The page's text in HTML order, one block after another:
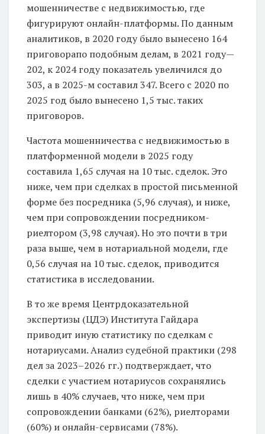
мошенничестве с недвижимостью, где
фигурируют онлайн-платформы. По данным
аналитиков, в 2020 году было вынесено 164
приговорапо подобным делам, в 2021 году—
202, к 2024 году показатель увеличился до
303, а в 2025-м составил 347. Всего с 2020 по
2025 год было вынесено 1,5 тыс. таких
приговоров.
Частота мошенничества с недвижимостью в
платформенной модели в 2025 году
составила 1,65 случая на 10 тыс. сделок. Это
ниже, чем при сделках в простой письменной
форме без посредника (5,96 случая), и ниже,
чем при сопровождении посредником-
риелтором (3,98 случая). Но это почти в три
раза выше, чем в нотариальной модели, где
0,56 случая на 10 тыс. сделок, приводится
статистика в исследовании.
В то же время Центрдоказательной
экспертизы (ЦДЭ) Института Гайдара
приводит иную статистику по сделкам с
нотариусами. Анализ судебной практики (298
дел за 2023–2026 гг.) подтверждает, что
сделки с участием нотариусов сохранялись
лишь в 40% случаев, что ниже, чем при
сопровождении банками (62%), риелторами
(60%) и онлайн-сервисами (78%).